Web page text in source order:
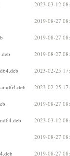
2023-03-12
2019-08-27
2019-08-27
2019-08-27
2023-02-25
2023-02-25
2019-08-27
2023-03-12
2019-08-27
2019-08-27